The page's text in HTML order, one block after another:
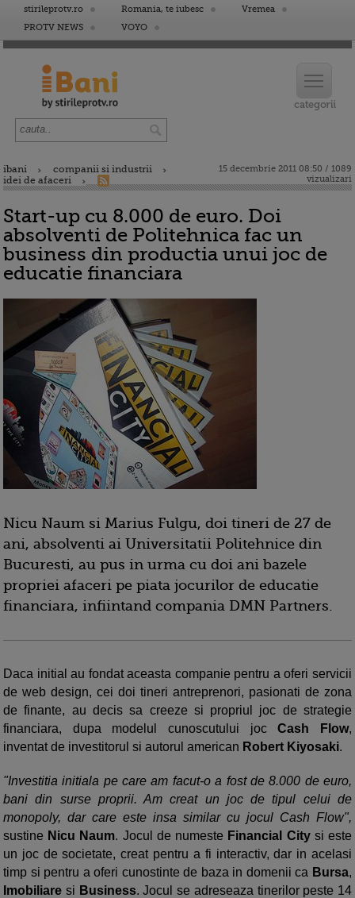
stirileprotv.ro Romania, te iubesc
Vremea
PROTV NEWS
VOYO
ibani
companii si industrii
idei de afaceri
15 decembrie 2011 08:50 / 1089
vizualizari
Start-up cu 8.000 de euro. Doi
absolventi de Politehnica fac un
business din productia unui joc de
educatie financiara
Nicu Naum si Marius Fulgu, doi tineri de 27 de
ani, absolventi ai Universitatii Politehnice din
Bucuresti, au pus in urma cu doi ani bazele
propriei afaceri pe piata jocurilor de educatie
financiara, infiintand compania DMN Partners.
Daca initial au fondat aceasta companie pentru a oferi servicii
de web design, cei doi tineri antreprenori, pasionati de zona
de finante, au decis sa creeze si propriul joc de strategie
financiara, dupa modelul cunoscutului jocCash Flow,
inventat de investitorul si autorul american Robert Kiyosaki.
"Investitia initiala pe care am facut-o a fost de 8.000 de euro,
bani din surse proprii. Am creat un joc de tipul celui de
monopoly, dar care este insa similar cu jocul Cash Flow",
sustine Nicu Naum. Jocul de numeste Financial City si este
un joc de societate, creat pentru a fi interactiv, dar in acelasi
timp si pentru a oferi cunostinte de baza in domenii ca Bursa,
Imobiliare si Business. Jocul se adreseaza tinerilor peste 14